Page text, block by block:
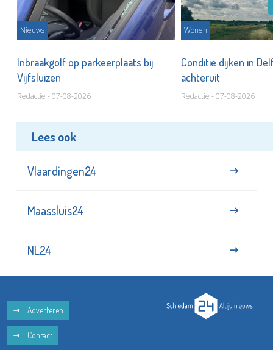
Nieuws
Inbraakgolf op parkeerplaats bij
Vijfsluizen
Redactie - 07-08-2026
Wonen
Conditie dijken in
achteruit
Redactie - 07-08-2026
Lees ook
Vlaardingen24
Maassluis24
NL24
Adverteren
Contact